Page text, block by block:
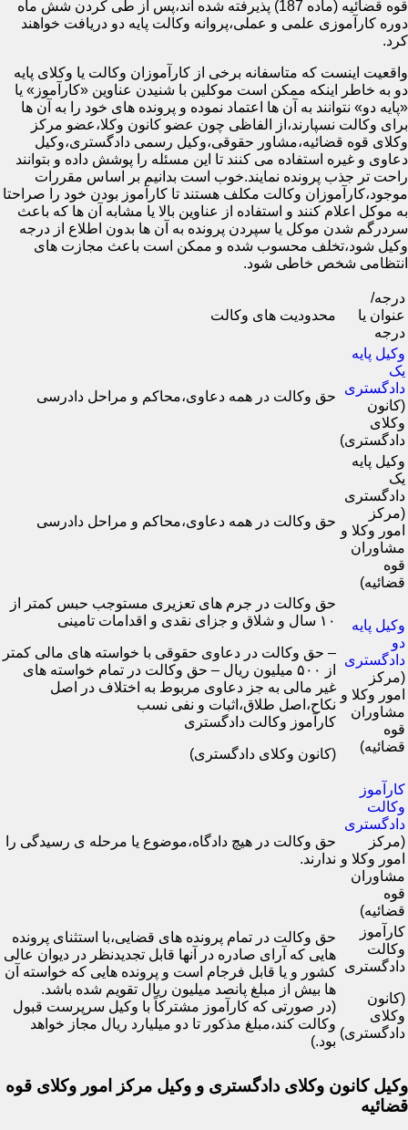
قوه قضائیه (ماده 187) پذیرفته شده اند،پس از طی کردن شش ماه
دوره کارآموزی علمی و عملی،پروانه وکالت پایه دو دریافت خواهند
کرد.
واقعیت اینست که متاسفانه برخی از کارآموزان وکالت یا وکلای پایه
دو به خاطر اینکه ممکن است موکلین با شنیدن عناوین «کارآموز» یا
«پایه دو» نتوانند به آن ها اعتماد نموده و پرونده های خود را به آن ها
برای وکالت نسپارند،از الفاظی چون عضو کانون وکلا،عضو مرکز
وکلای قوه قضائیه،مشاور حقوقی،وکیل رسمی دادگستری،وکیل
دعاوی و غیره استفاده می کنند تا این مسئله را پوشش داده و بتوانند
راحت تر جذب پرونده نمایند.خوب است بدانیم بر اساس مقررات
موجود،کارآموزان وکالت مکلف هستند تا کارآموز بودن خود را صراحتا
به موکل اعلام کنند و استفاده از عناوین بالا یا مشابه آن ها که باعث
سردرگم شدن موکل یا سپردن پرونده به آن ها بدون اطلاع از درجه
وکیل شود،تخلف محسوب شده و ممکن است باعث مجازت های
انتظامی شخص خاطی شود.
درجه/
عنوان یا
درجه
محدودیت های وکالت
وکیل پایه
یک
دادگستری
(کانون
وکلای
دادگستری)
حق وکالت در همه دعاوی،محاکم و مراحل دادرسی
وکیل پایه
یک
دادگستری
(مرکز
امور وکلا و
مشاوران
قوه
قضائیه)
حق وکالت در همه دعاوی،محاکم و مراحل دادرسی
وکیل پایه
دو
دادگستری
(مرکز
امور وکلا و
مشاوران
قوه
قضائیه)
حق وکالت در جرم های تعزیری مستوجب حبس کمتر از
۱۰ سال و شلاق و جزای نقدی و اقدامات تامینی
– حق وکالت در دعاوی حقوقی با خواسته های مالی کمتر
از ۵۰۰ میلیون ریال – حق وکالت در تمام خواسته های
غیر مالی به جز دعاوی مربوط به اختلاف در اصل
نکاح،اصل طلاق،اثبات و نفی نسب
کارآموز وکالت دادگستری
(کانون وکلای دادگستری)
کارآموز
وکالت
دادگستری
(مرکز
امور وکلا و
مشاوران
قوه
قضائیه)
حق وکالت در هیچ دادگاه،موضوع یا مرحله ی رسیدگی را
ندارند.
کارآموز
وکالت
دادگستری
(کانون
وکلای
دادگستری)
حق وکالت در تمام پرونده های قضایی،با استثنای پرونده
هایی که آرای صادره در آنها قابل تجدیدنظر در دیوان عالی
کشور و یا قابل فرجام است و پرونده هایی که خواسته آن
ها بیش از مبلغ پانصد میلیون ریال تقویم شده باشد.
(در صورتی که کارآموز مشترکاً با وکیل سرپرست قبول
وکالت کند،مبلغ مذکور تا دو میلیارد ریال مجاز خواهد
بود.)
وکیل کانون وکلای دادگستری و وکیل مرکز امور وکلای قوه
قضائیه